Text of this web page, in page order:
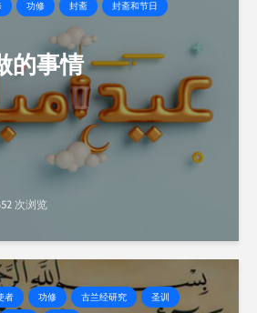
功修 封斋
封斋和节日
的事情
次浏览
者 功修 古兰经研究
圣训